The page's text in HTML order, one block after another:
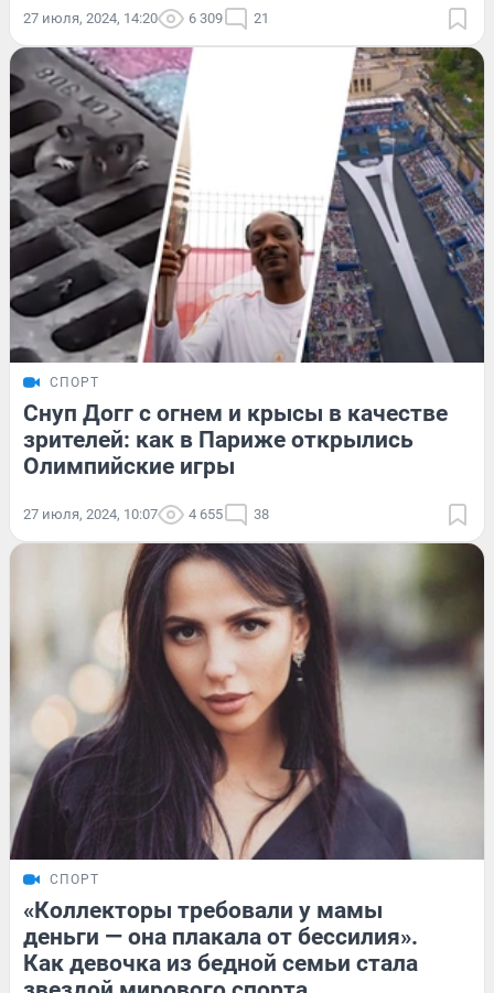
27 июля, 2024, 14:20 6 309 21
СПОРТ
Снуп Догг с огнем и крысы в качестве
зрителей: как в Париже открылись
Олимпийские игры
27 июля, 2024, 10:07 4 655 38
СПОРТ
«Коллекторы требовали у мамы
деньги — она плакала от бессилия».
Как девочка из бедной семьи стала